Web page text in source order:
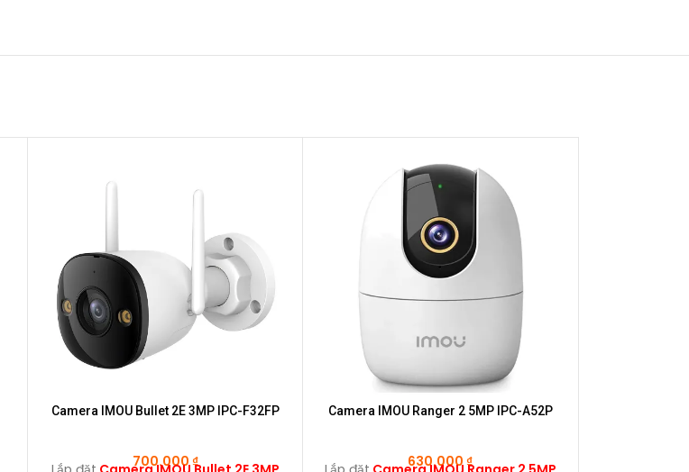
Camera IMOU Bullet 2E 3MP IPC-F32FP
700.000₫
Camera IMOU Ranger 2 5MP IPC-A52P
630.000₫